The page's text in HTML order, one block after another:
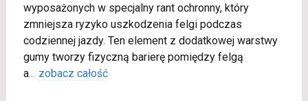
wyposażonych w specjalny rant ochronny, który
zmniejsza ryzyko uszkodzenia felgi podczas
codziennej jazdy. Ten element z dodatkowej warstwy
gumy tworzy fizyczną barierę pomiędzy felgą
a... zobacz całość